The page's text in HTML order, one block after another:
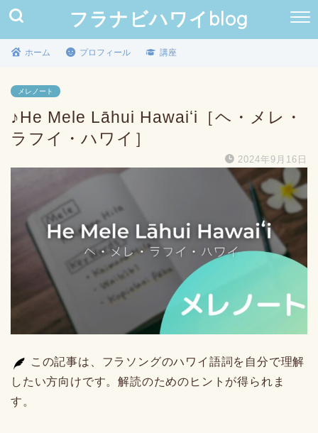
フラナビハワイblog
ホーム プロフィール 講座
メレノート
♪He Mele Lāhui Hawaiʻi［ヘ・メレ・
ラフイ・ハワイ］
2024年9月16日
この記事は、フラソングのハワイ語詞を自分で理解
したい方向けです。解読のためのヒントが得られま
す。